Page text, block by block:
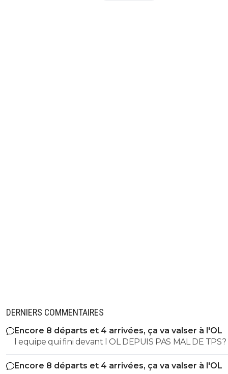
DERNIERS COMMENTAIRES
Encore 8 départs et 4 arrivées, ça va valser à l'OL
l equipe qui fini devant l OL DEPUIS PAS MAL DE TPS? lol. t
es tro malin toi
Encore 8 départs et 4 arrivées, ça va valser à l'OL